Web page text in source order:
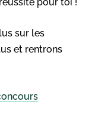
sur les
et rentrons